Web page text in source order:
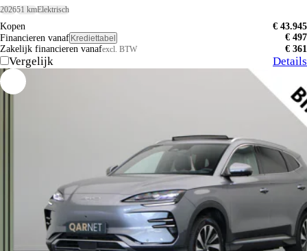
202651 kmElektrisch
Kopen
€ 43.945
Financieren vanaf Krediettabel
€ 497
Zakelijk financieren vanafexcl. BTW € 361
Vergelijk Details